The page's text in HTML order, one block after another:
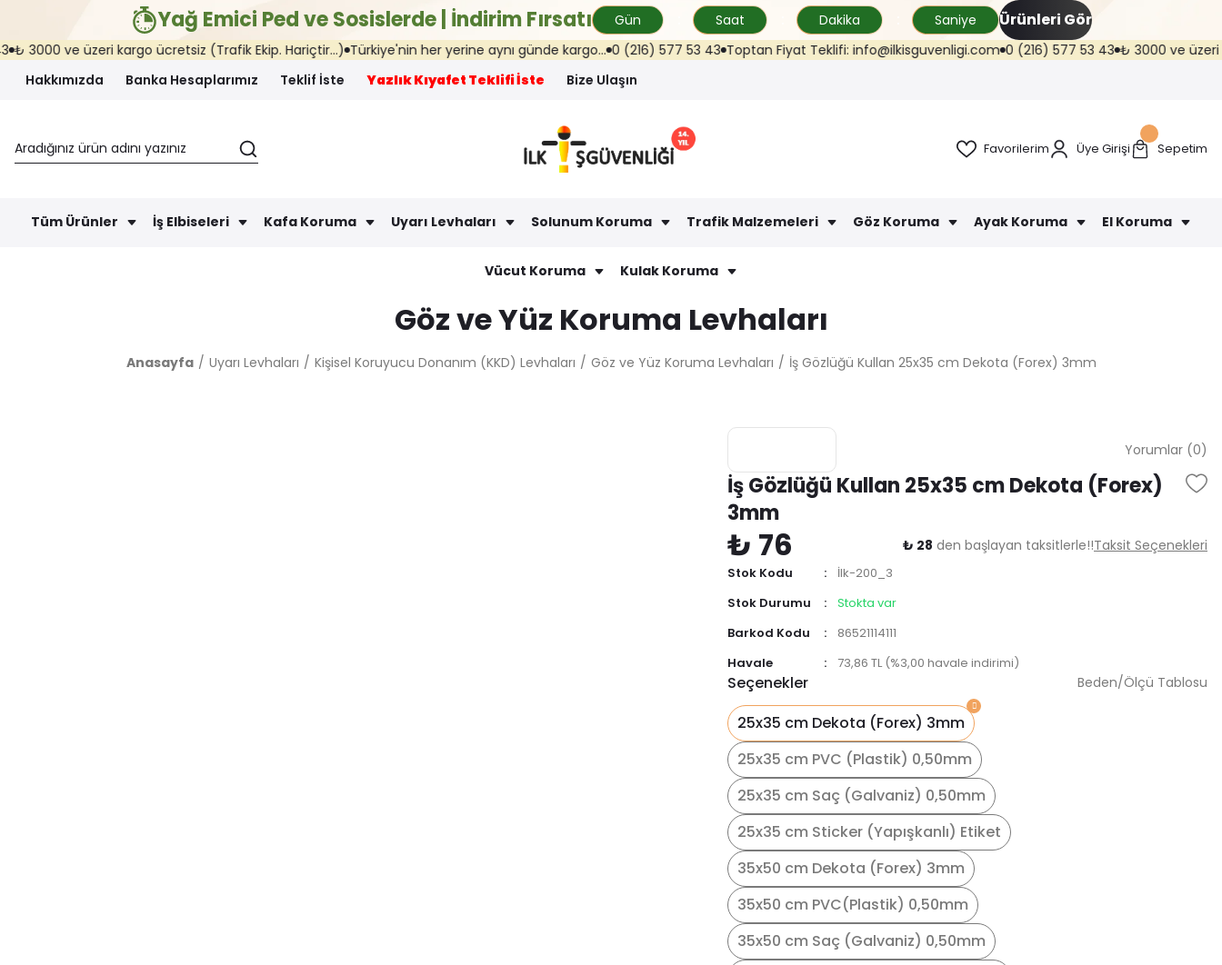
Yağ Emici Ped ve Sosislerde | İndirim Fırsatı Gün Saat Dakika Saniye Ürünleri Gör
ve üzeri kargo ücretsiz (Trafik Ekip. Hariçtir...) Türkiye'nin her yerine aynı günde kargo... 0 (216) 577 53 43 Toptan Fiyat Teklifi: info@ilkisguvenligi.com 0 (216) 577 53 43 ₺ 3000 ve üzeri
Hakkımızda
Banka Hesaplarımız Teklif İste Yazlık Kıyafet Teklifi İste Bize Ulaşın
Favorilerim Üye Girişi Sepetim
Tüm Ürünler İş Elbiseleri Kafa Koruma Uyarı Levhaları Solunum Koruma Trafik Malzemeleri Göz Koruma Ayak Koruma El Koruma
Vücut Koruma Kulak Koruma
Göz ve Yüz Koruma Levhaları
Anasayfa Uyarı Levhaları Kişisel Koruyucu Donanım (KKD) Levhaları Göz ve Yüz Koruma Levhaları İş Gözlüğü Kullan 25x35 cm Dekota (Forex) 3mm
Yorumlar (0)
İş Gözlüğü Kullan 25x35 cm Dekota (Forex)
3mm
₺ 76 ₺ 28 den başlayan taksitlerle!!Taksit Seçenekleri
Stok Kodu
İlk-200_3
Stok Durumu
Stokta var
Barkod Kodu
86521114111
Havale
73,86 TL (%3,00 havale indirimi)
Seçenekler
25x35 cm Dekota (Forex) 3mm
25x35 cm PVC (Plastik) 0,50mm
25x35 cm Saç (Galvaniz) 0,50mm
25x35 cm Sticker (Yapışkanlı) Etiket
35x50 cm Dekota (Forex) 3mm
35x50 cm PVC(Plastik) 0,50mm
35x50 cm Saç (Galvaniz) 0,50mm
Beden/Ölçü Tablosu